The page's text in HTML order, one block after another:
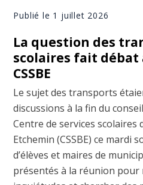
Publié le 1 juillet 2026
La question des
scolaires fait débat
CSSBE
Le sujet des transports
discussions à la fin du
Centre de services scolaires
Etchemin (CSSBE) ce mardi
d’élèves et maires de
présentés à la réunion